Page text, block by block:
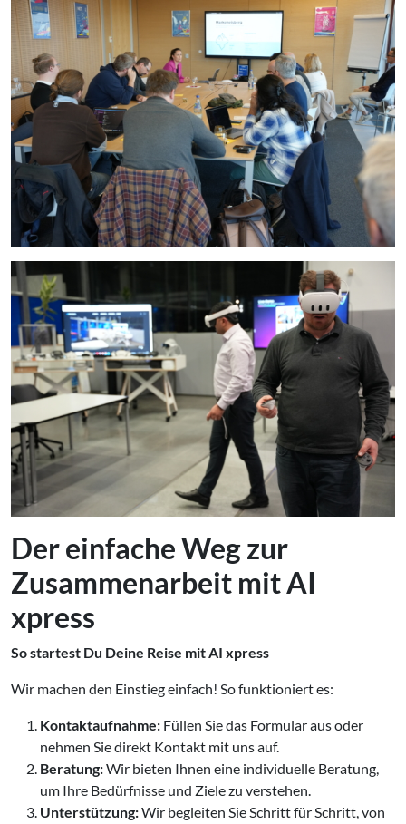
Der einfache Weg zur
Zusammenarbeit mit AI
xpress
So startest Du Deine Reise mit AI xpress
Wir machen den Einstieg einfach! So funktioniert es:
Kontaktaufnahme: Füllen Sie das Formular aus oder
nehmen Sie direkt Kontakt mit uns auf.
Beratung:Wir bieten Ihnen eine individuelle Beratung,
um Ihre Bedürfnisse und Ziele zu verstehen.
Unterstützung:Wir begleiten Sie Schritt für Schritt, von